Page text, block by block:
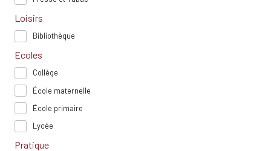
Loisirs
Bibliothèque
Ecoles
Collège
École maternelle
École primaire
Lycée
Pratique